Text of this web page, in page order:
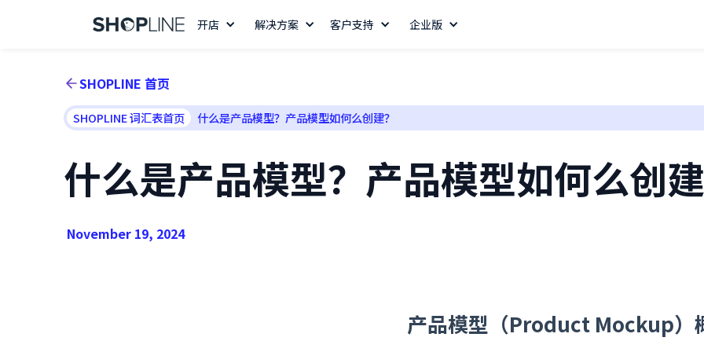
开店 解决方案 客户支持 企业版
SHOPLINE 首页
SHOPLINE 词汇表首页 什么是产品模型？产品模型如何么创建？
什么是产品模型？产品模型如何么创
November 19, 2024
产品模型（Product Mockup）